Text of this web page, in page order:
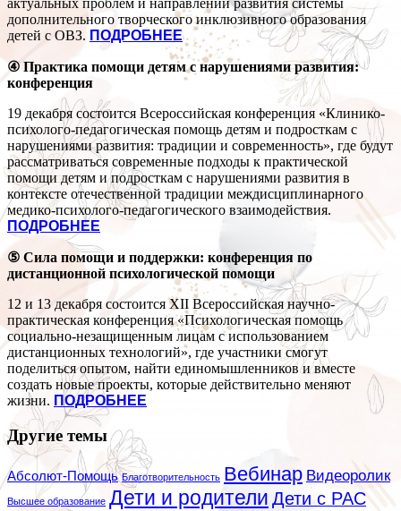
актуальных проблем и направлений развития системы
дополнительного творческого инклюзивного образования
детей с ОВЗ. ПОДРОБНЕЕ
④ Практика помощи детям с нарушениями развития:
конференция
19 декабря состоится Всероссийская конференция «Клинико-
психолого-педагогическая помощь детям и подросткам с
нарушениями развития: традиции и современность», где будут
рассматриваться современные подходы к практической
помощи детям и подросткам с нарушениями развития в
контексте отечественной традиции междисциплинарного
медико-психолого-педагогического взаимодействия.
ПОДРОБНЕЕ
⑤ Сила помощи и поддержки: конференция по
дистанционной психологической помощи
12 и 13 декабря состоится XII Всероссийская научно-
практическая конференция «Психологическая помощь
социально-незащищенным лицам с использованием
дистанционных технологий», где участники смогут
поделиться опытом, найти единомышленников и вместе
создать новые проекты, которые действительно меняют
жизни. ПОДРОБНЕЕ
Другие темы
Абсолют-Помощь Благотворительность Вебинар Видеоролик
Высшее образование Дети и родители Дети с РАС